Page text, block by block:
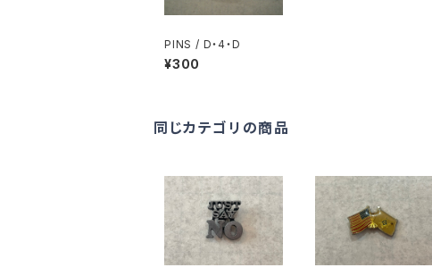
PINS / D・4・D
¥300
同じカテゴリの商品